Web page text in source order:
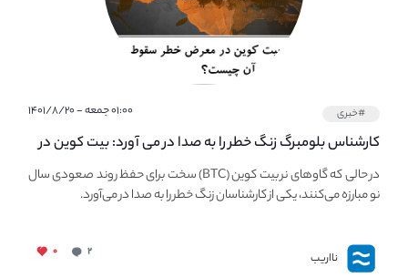
#خبری ۰۱:۰۰ جمعه - ۱۴۰۱/۸/۲۰
کارشناس بلومبرگ زنگ خطر را به صدا در می آورد: بیت کوین در
معرض خطر سقوط بزرگ است - دلیل آن چیست؟در حالی که گاوهای نر بیت کوین (BTC) سخت برای حفظ روند صعودی سال
نو مبارزه می‌کنند، یکی از کارشناسان زنگ خطر را به صدا در می‌آورد.
نااریب ۲ ۰